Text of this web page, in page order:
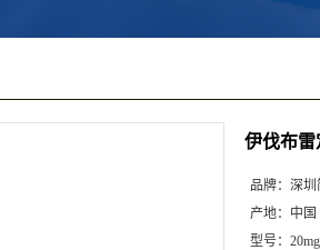
伊伐布雷
品牌： 深圳
产地： 中国
型号： 20mg